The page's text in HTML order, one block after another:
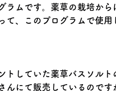
ラムです。薬草の栽培から
、このプログラムで使用
トしていた薬草バスソルト
んにて販売しているのです